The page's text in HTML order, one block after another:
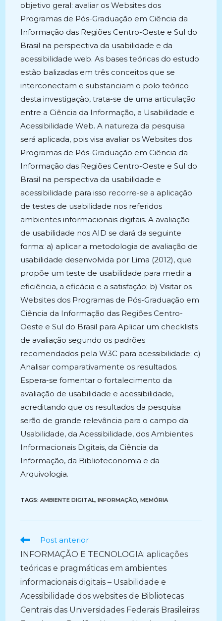
objetivo geral: avaliar os Websites dos
Programas de Pós-Graduação em Ciência da
Informação das Regiões Centro-Oeste e Sul do
Brasil na perspectiva da usabilidade e da
acessibilidade web. As bases teóricas do estudo
estão balizadas em três conceitos que se
interconectam e substanciam o polo teórico
desta investigação, trata-se de uma articulação
entre a Ciência da Informação, a Usabilidade e
Acessibilidade Web. A natureza da pesquisa
será aplicada, pois visa avaliar os Websites dos
Programas de Pós-Graduação em Ciência da
Informação das Regiões Centro-Oeste e Sul do
Brasil na perspectiva da usabilidade e
acessibilidade para isso recorre-se a aplicação
de testes de usabilidade nos referidos
ambientes informacionais digitais. A avaliação
de usabilidade nos AID se dará da seguinte
forma: a) aplicar a metodologia de avaliação de
usabilidade desenvolvida por Lima (2012), que
propõe um teste de usabilidade para medir a
eficiência, a eficácia e a satisfação; b) Visitar os
Websites dos Programas de Pós-Graduação em
Ciência da Informação das Regiões Centro-
Oeste e Sul do Brasil para Aplicar um checklists
de avaliação segundo os padrões
recomendados pela W3C para acessibilidade; c)
Analisar comparativamente os resultados.
Espera-se fomentar o fortalecimento da
avaliação de usabilidade e acessibilidade,
acreditando que os resultados da pesquisa
serão de grande relevância para o campo da
Usabilidade, da Acessibilidade, dos Ambientes
Informacionais Digitais, da Ciência da
Informação, da Biblioteconomia e da
Arquivologia.
TAGS:AMBIENTE DIGITAL, INFORMAÇÃO, MEMÓRIA
Ler
artigos
Post anterior
INFORMAÇÃO E TECNOLOGIA: aplicações
teóricas e pragmáticas em ambientes
informacionais digitais – Usabilidade e
Acessibilidade dos websites de Bibliotecas
Centrais das Universidades Federais Brasileiras: